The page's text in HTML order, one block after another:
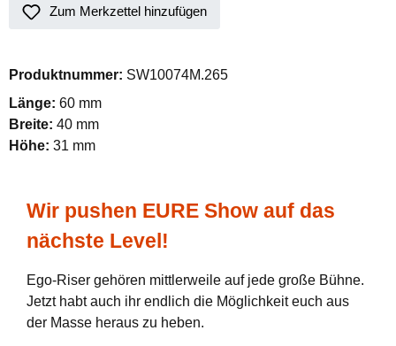
Zum Merkzettel hinzufügen
Produktnummer: SW10074M.265
Länge: 60 mm
Breite: 40 mm
Höhe: 31 mm
Wir pushen EURE Show auf das
nächste Level!
Ego-Riser gehören mittlerweile auf jede große Bühne.
Jetzt habt auch ihr endlich die Möglichkeit euch aus
der Masse heraus zu heben.